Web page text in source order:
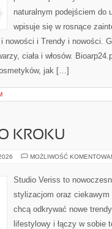
naturalnym podejściem do
wpisuje się w rosnące
nowości i Trendy i nowości.
ciała i włosów.
jak […]
KROKU
MOŻLIWOŚĆ
Studio Veriss to
stylizacjom oraz ciekawym
chcą odkrywać nowe
lifestylowy i łączy w